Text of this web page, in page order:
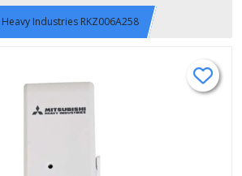
Industries RKZ006A258